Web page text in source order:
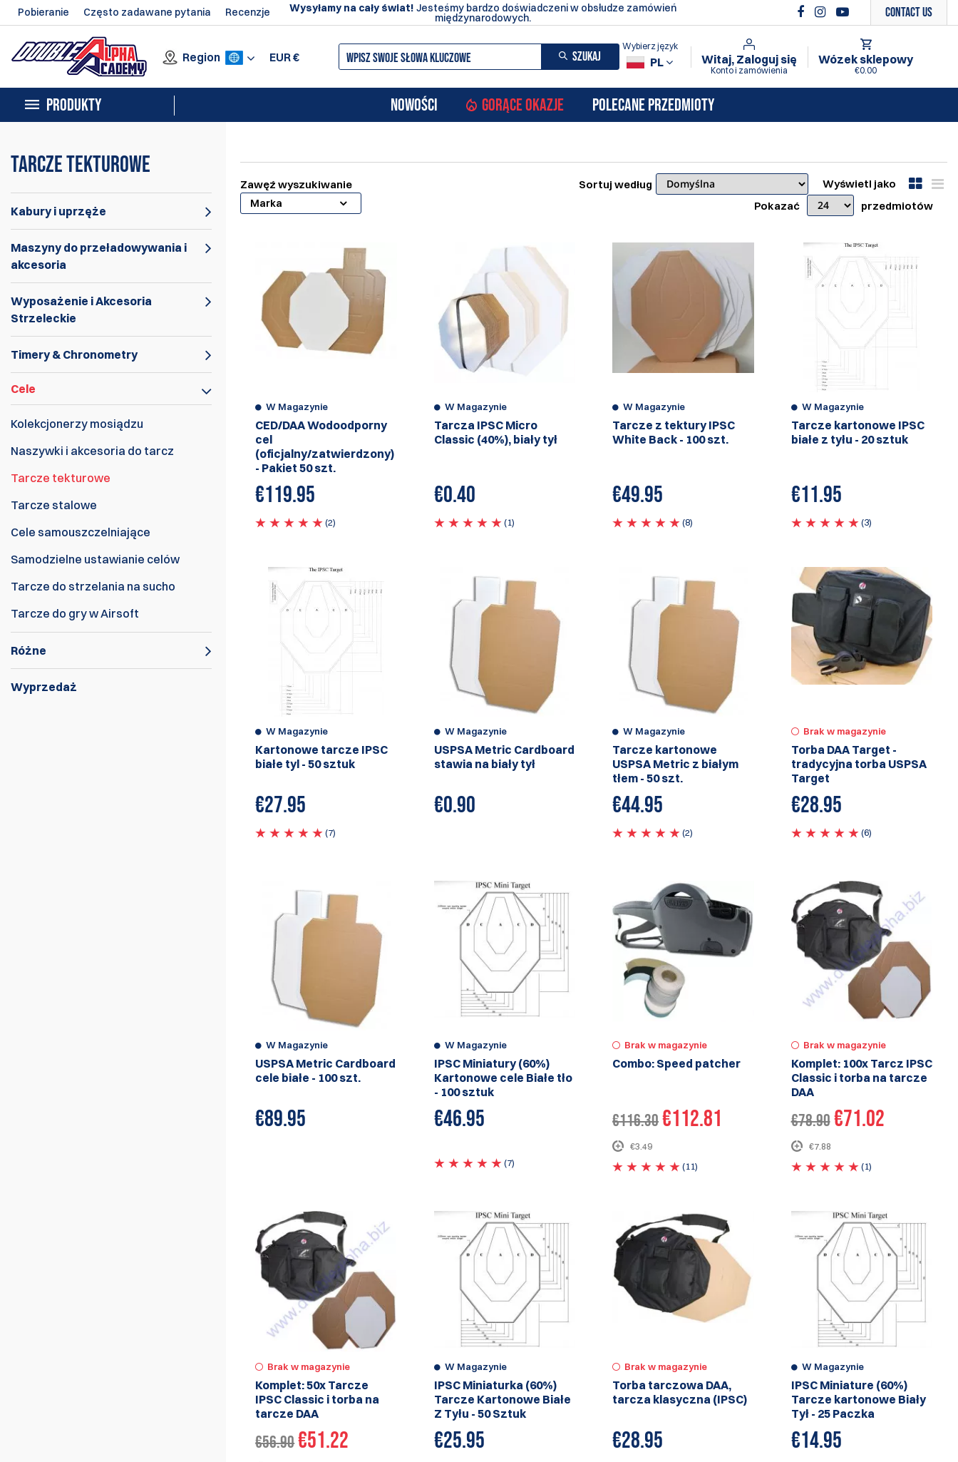
Pobieranie Często zadawane pytania Recenzje Wysyłamy na cały świat! Jesteśmy bardzo doświadczeni w obsłudze zamówień
międzynarodowych. Contact Us
Region EUR€ SZUKAJ PL
Wybierz język
Witaj, Zaloguj się
Konto i zamówienia
Wózek sklepowy
€0.00
PRODUKTY NOWOŚCI GORĄCE OKAZJE POLECANE PRZEDMIOTY
Tarcze tekturowe
Kabury i uprzęże
Maszyny do przeładowywania i
akcesoria
Wyposażenie i Akcesoria
Strzeleckie
Timery & Chronometry
Cele
Kolekcjonerzy mosiądzu
Naszywki i akcesoria do tarcz
Tarcze tekturowe
Tarcze stalowe
Cele samouszczelniające
Samodzielne ustawianie celów
Tarcze do strzelania na sucho
Tarcze do gry w Airsoft
Różne
Wyprzedaż
Zawęź wyszukiwanie
Marka
Wyświetl jako
Sortuj według
Pokazać
przedmiotów
W Magazynie
CED/DAA Wodoodporny
cel
(oficjalny/zatwierdzony)
- Pakiet 50 szt.
€119.95
(2)
W Magazynie
Tarcza IPSC Micro
Classic (40%), biały tył
€0.40
(1)
W Magazynie
Tarcze z tektury IPSC
White Back - 100 szt.
€49.95
(8)
W Magazynie
Tarcze kartonowe IPSC
białe z tyłu - 20 sztuk
€11.95
(3)
W Magazynie
Kartonowe tarcze IPSC
białe tyl - 50 sztuk
€27.95
(7)
W Magazynie
USPSA Metric Cardboard
stawia na biały tył
€0.90
W Magazynie
Tarcze kartonowe
USPSA Metric z białym
tłem - 50 szt.
€44.95
(2)
Brak w magazynie
Torba DAA Target -
tradycyjna torba USPSA
Target
€28.95
(6)
W Magazynie
USPSA Metric Cardboard
cele białe - 100 szt.
€89.95
W Magazynie
IPSC Miniatury (60%)
Kartonowe cele Białe tło
- 100 sztuk
€46.95
(7)
Brak w magazynie
Combo: Speed patcher
€116.30€112.81
€3.49
(11)
Brak w magazynie
Komplet: 100x Tarcz IPSC
Classic i torba na tarcze
DAA
€78.90€71.02
€7.88
(1)
Brak w magazynie
Komplet: 50x Tarcze
IPSC Classic i torba na
tarcze DAA
€56.90€51.22
W Magazynie
IPSC Miniaturka (60%)
Tarcze Kartonowe Białe
Z Tyłu - 50 Sztuk
€25.95
Brak w magazynie
Torba tarczowa DAA,
tarcza klasyczna (IPSC)
€28.95
W Magazynie
IPSC Miniature (60%)
Tarcze kartonowe Biały
Tył - 25 Paczka
€14.95